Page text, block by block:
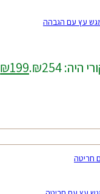
₪254.
₪199